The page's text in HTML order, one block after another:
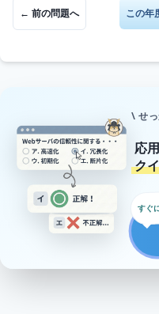
← 前の問題へ この年
\ せ
応
ク
すぐ